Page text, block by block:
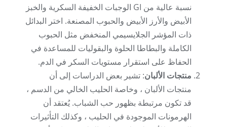
نسبة عالية من GI الوجبات الخفيفة السكرية والخبز
الأبيض والأرز الأبيض والحبوب المصنعة. اختر البدائل
ذات المؤشر الجلايسيمي المنخفض مثل الحبوب
الكاملة والبطاطا الحلوة والبقوليات للمساعدة في
الحفاظ على استقرار مستويات السكر في الدم.
منتجات الألبان: تشير بعض الدراسات إلى أن
منتجات الألبان ، وخاصة الحليب الخالي من الدسم ،
قد تكون مرتبطة بظهور حب الشباب. يُعتقد أن
الهرمونات الموجودة في الحليب ، وكذلك التأثيرات